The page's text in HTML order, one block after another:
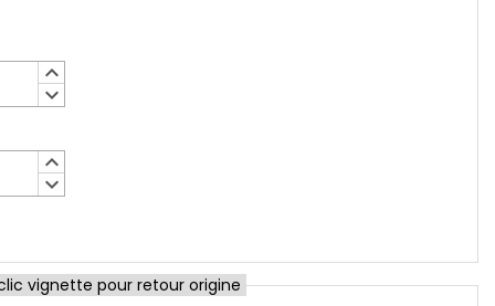
keyboard_arrow_up
keyboard_arrow_down
keyboard_arrow_up
keyboard_arrow_down
vignette pour retour origine